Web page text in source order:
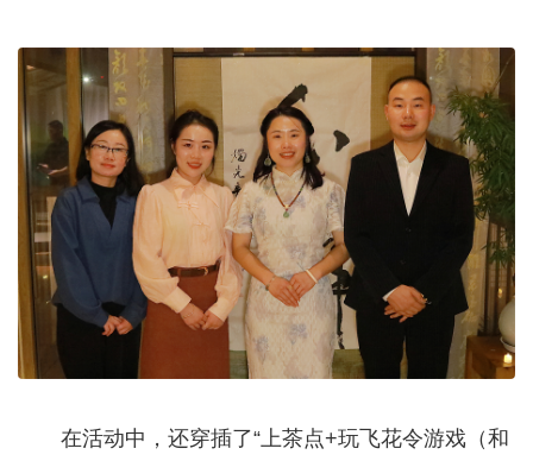
在活动中，还穿插了“上茶点+玩飞花令游戏（和